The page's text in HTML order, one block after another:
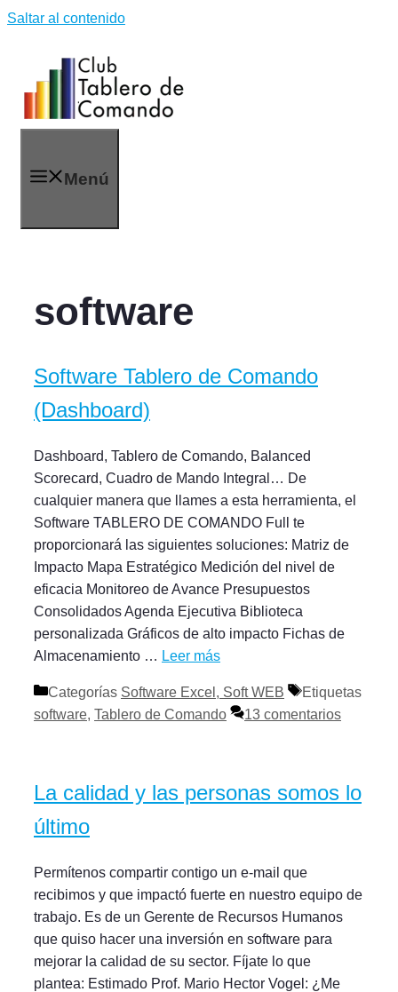
Saltar al contenido
Menú
software
Software Tablero de Comando
(Dashboard)
Dashboard, Tablero de Comando, Balanced
Scorecard, Cuadro de Mando Integral… De
cualquier manera que llames a esta herramienta, el
Software TABLERO DE COMANDO Full te
proporcionará las siguientes soluciones: Matriz de
Impacto Mapa Estratégico Medición del nivel de
eficacia Monitoreo de Avance Presupuestos
Consolidados Agenda Ejecutiva Biblioteca
personalizada Gráficos de alto impacto Fichas de
Almacenamiento … Leer más
Categorías Software Excel, Soft WEB
Etiquetas
software, Tablero de Comando 13 comentarios
La calidad y las personas somos lo
último
Permítenos compartir contigo un e-mail que
recibimos y que impactó fuerte en nuestro equipo de
trabajo. Es de un Gerente de Recursos Humanos
que quiso hacer una inversión en software para
mejorar la calidad de su sector. Fíjate lo que
plantea: Estimado Prof. Mario Hector Vogel: ¿Me